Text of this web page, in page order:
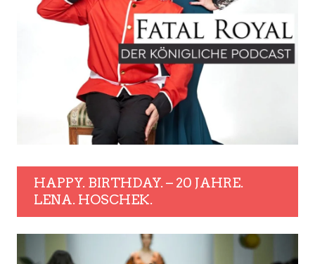
HAPPY. BIRTHDAY. – 20 JAHRE.
LENA. HOSCHEK.